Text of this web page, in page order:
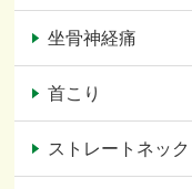
坐骨神経痛
首こり
ストレートネック